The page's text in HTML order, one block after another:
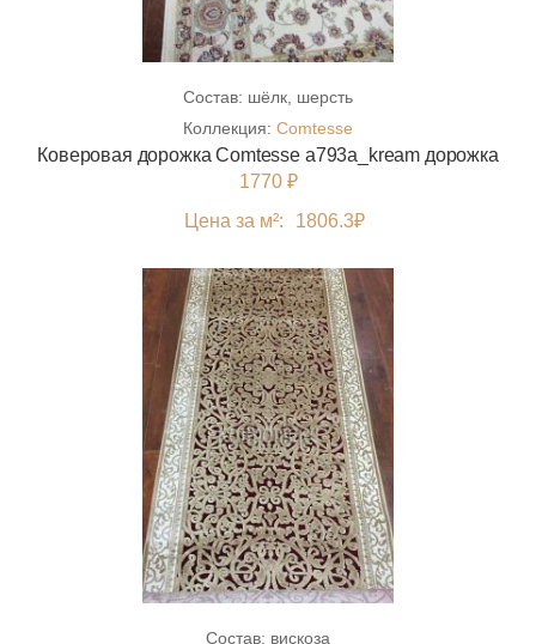
Состав: шёлк, шерсть
Коллекция: Comtesse
Коверовая дорожка Comtesse a793a_kream дорожка
1770 ₽
Цена за м²:
1806.3₽
Состав: вискоза